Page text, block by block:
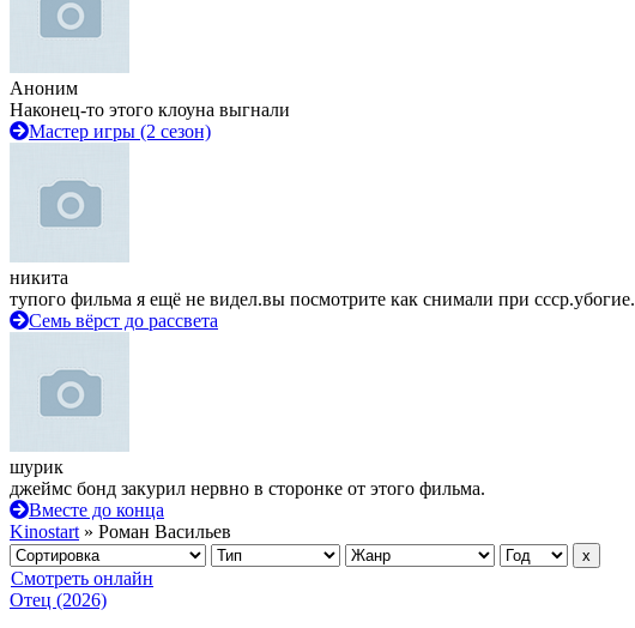
Аноним
Наконец-то этого клоуна выгнали
Мастер игры (2 сезон)
никита
тупого фильма я ещё не видел.вы посмотрите как снимали при ссср.убогие.
Семь вёрст до рассвета
шурик
джеймс бонд закурил нервно в сторонке от этого фильма.
Вместе до конца
Kinostart » Роман Васильев
Смотреть онлайн
Отец (2026)